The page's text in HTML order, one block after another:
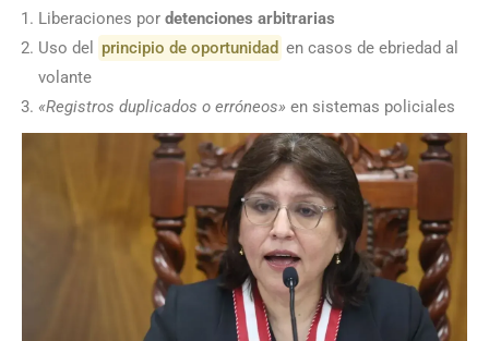
Liberaciones por detenciones arbitrarias
Uso del
principio de oportunidad en casos de ebriedad al
volante
«Registros duplicados o erróneos» en sistemas policiales